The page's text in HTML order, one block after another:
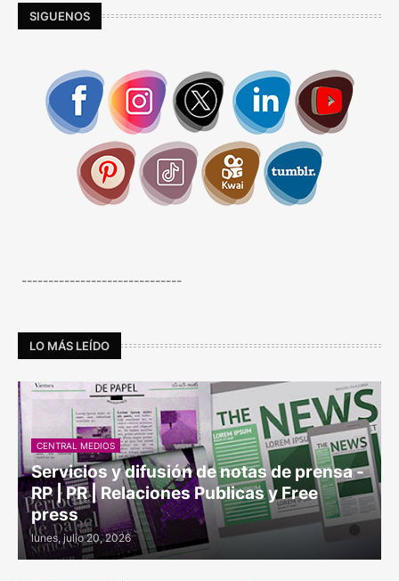
SIGUENOS
------------------------------
LO MÁS LEÍDO
CENTRAL MEDIOS
Servicios y difusión de notas de prensa -
RP | PR | Relaciones Publicas y Free
press
lunes, julio 20, 2026